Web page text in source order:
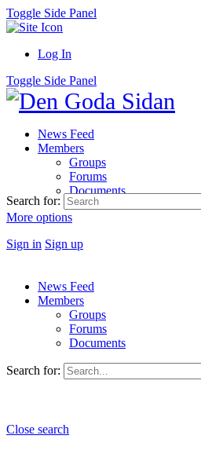
Toggle Side Panel
Log In
Toggle Side Panel
News Feed
Members
Groups
Forums
Documents
More options
Sign in Sign up
Search for:
News Feed
Members
Groups
Forums
Documents
Search for:
Close search